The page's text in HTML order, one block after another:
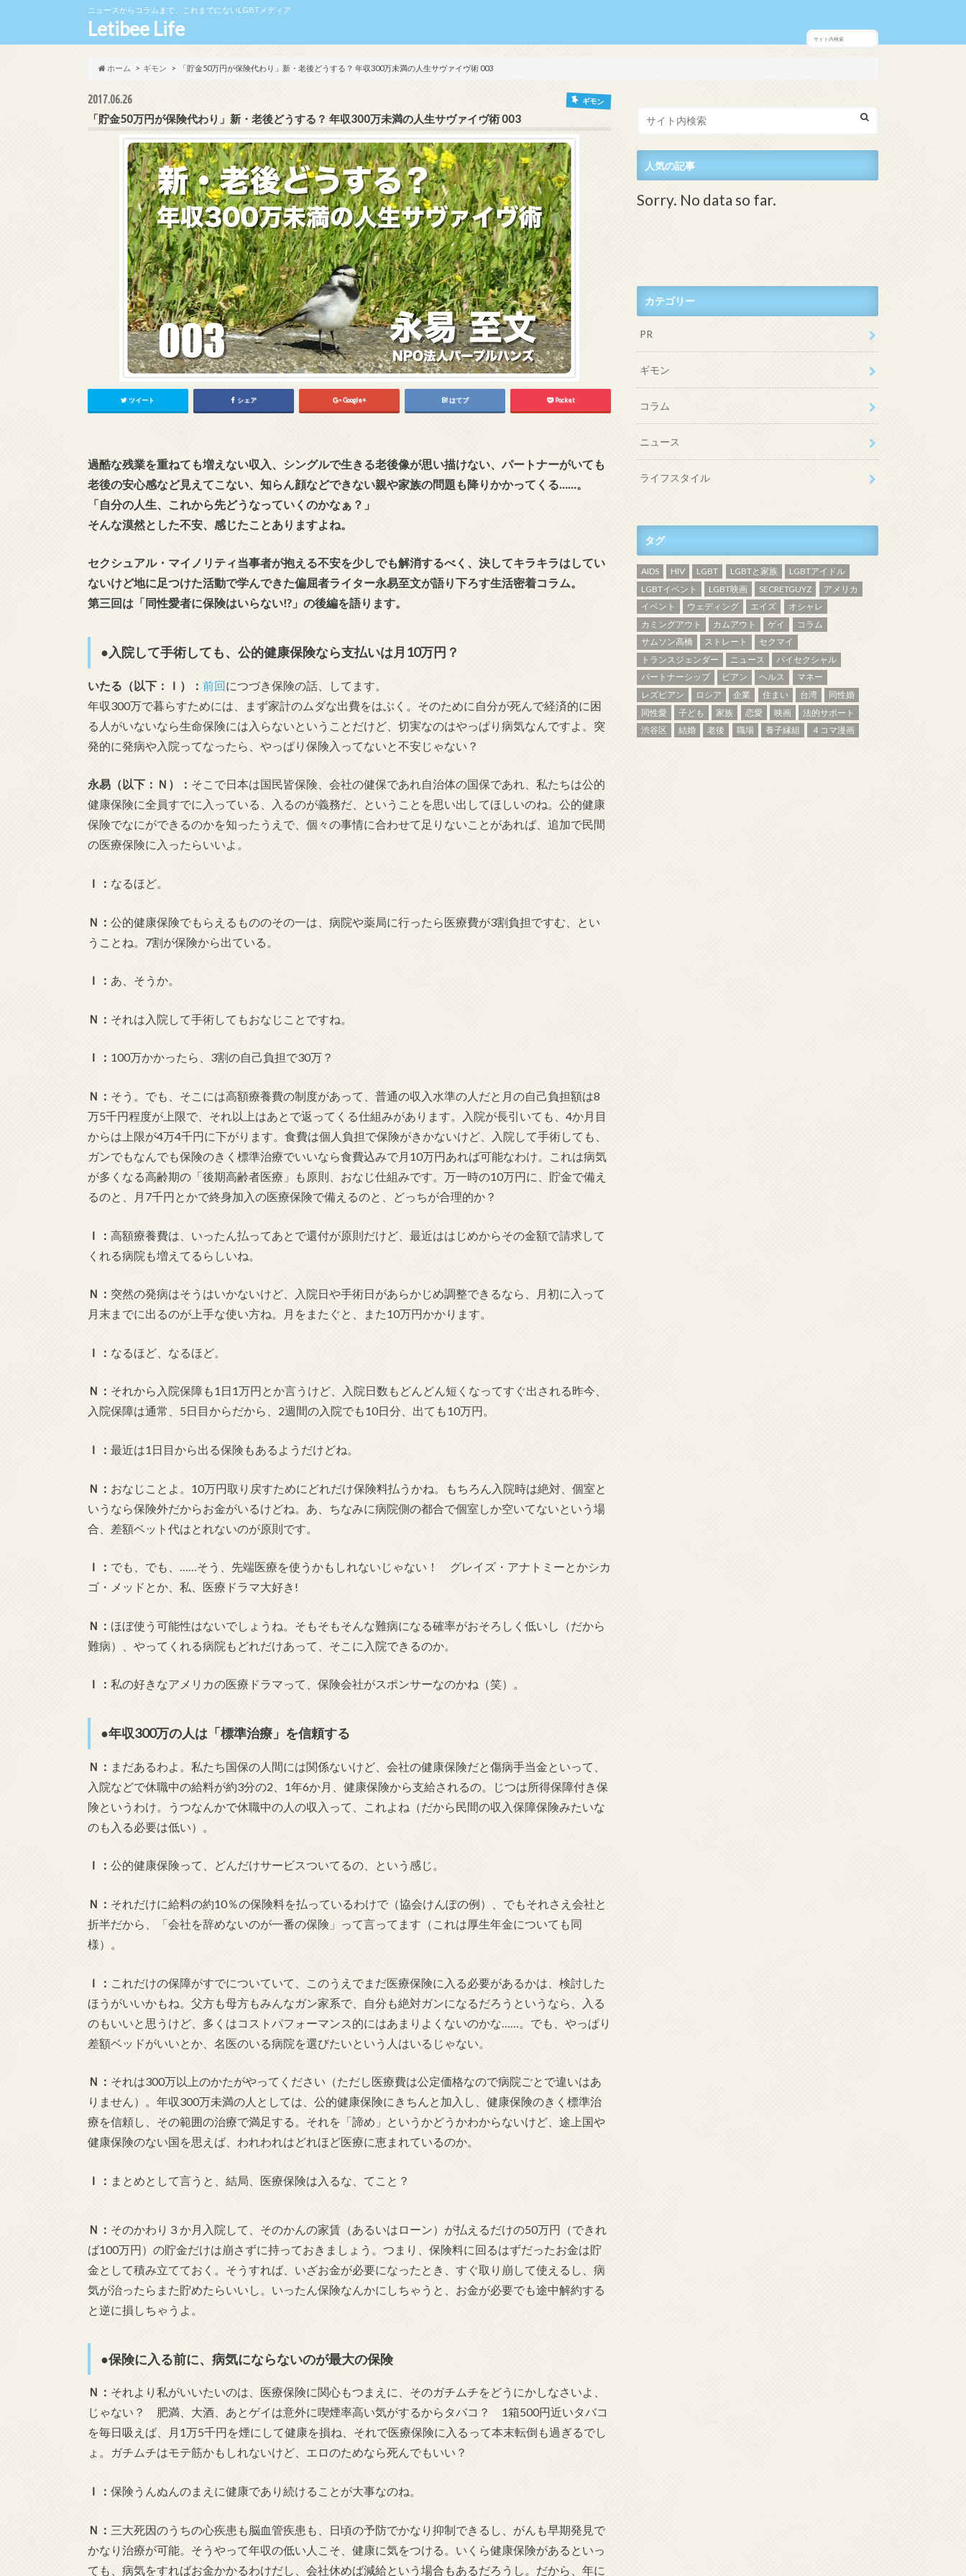
ニュースからコラムまで、これまでにないLGBTメディア
Letibee Life
ホーム ギモン 「貯金50万円が保険代わり」新・老後どうする？ 年収300万未満の人生サヴァイヴ術 003
2017.06.26 ギモン
「貯金50万円が保険代わり」新・老後どうする？ 年収300万未満の人生サヴァイヴ術 003
ツイート シェア Google+ はてブ Pocket
過酷な残業を重ねても増えない収入、シングルで生きる老後像が思い描けない、パートナーがいても
老後の安心感など見えてこない、知らん顔などできない親や家族の問題も降りかかってくる……。
「自分の人生、これから先どうなっていくのかなぁ？」
そんな漠然とした不安、感じたことありますよね。
セクシュアル・マイノリティ当事者が抱える不安を少しでも解消するべく、決してキラキラはしてい
ないけど地に足つけた活動で学んできた偏屈者ライター永易至文が語り下ろす生活密着コラム。
第三回は「同性愛者に保険はいらない!?」の後編を語ります。
●入院して手術しても、公的健康保険なら支払いは月10万円？
いたる（以下：Ｉ）： 前回につづき保険の話、してます。
年収300万で暮らすためには、まず家計のムダな出費をはぶく。そのために自分が死んで経済的に困
る人がいないなら生命保険には入らないということだけど、切実なのはやっぱり病気なんですよ。突
発的に発病や入院ってなったら、やっぱり保険入ってないと不安じゃない？
永易（以下：Ｎ）： そこで日本は国民皆保険、会社の健保であれ自治体の国保であれ、私たちは公的
健康保険に全員すでに入っている、入るのが義務だ、ということを思い出してほしいのね。公的健康
保険でなにができるのかを知ったうえで、個々の事情に合わせて足りないことがあれば、追加で民間
の医療保険に入ったらいいよ。
Ｉ： なるほど。
Ｎ： 公的健康保険でもらえるもののその一は、病院や薬局に行ったら医療費が3割負担ですむ、とい
うことね。7割が保険から出ている。
Ｉ： あ、そうか。
Ｎ： それは入院して手術してもおなじことですね。
Ｉ： 100万かかったら、3割の自己負担で30万？
Ｎ： そう。でも、そこには高額療養費の制度があって、普通の収入水準の人だと月の自己負担額は8
万5千円程度が上限で、それ以上はあとで返ってくる仕組みがあります。入院が長引いても、4か月目
からは上限が4万4千円に下がります。食費は個人負担で保険がきかないけど、入院して手術しても、
ガンでもなんでも保険のきく標準治療でいいなら食費込みで月10万円あれば可能なわけ。これは病気
が多くなる高齢期の「後期高齢者医療」も原則、おなじ仕組みです。万一時の10万円に、貯金で備え
るのと、月7千円とかで終身加入の医療保険で備えるのと、どっちが合理的か？
Ｉ： 高額療養費は、いったん払ってあとで還付が原則だけど、最近ははじめからその金額で請求して
くれる病院も増えてるらしいね。
Ｎ： 突然の発病はそうはいかないけど、入院日や手術日があらかじめ調整できるなら、月初に入って
月末までに出るのが上手な使い方ね。月をまたぐと、また10万円かかります。
Ｉ： なるほど、なるほど。
Ｎ： それから入院保障も1日1万円とか言うけど、入院日数もどんどん短くなってすぐ出される昨今、
入院保障は通常、5日目からだから、2週間の入院でも10日分、出ても10万円。
Ｉ： 最近は1日目から出る保険もあるようだけどね。
Ｎ： おなじことよ。10万円取り戻すためにどれだけ保険料払うかね。もちろん入院時は絶対、個室と
いうなら保険外だからお金がいるけどね。あ、ちなみに病院側の都合で個室しか空いてないという場
合、差額ベット代はとれないのが原則です。
Ｉ： でも、でも、……そう、先端医療を使うかもしれないじゃない！ グレイズ・アナトミーとかシカ
ゴ・メッドとか、私、医療ドラマ大好き!
Ｎ： ほぼ使う可能性はないでしょうね。そもそもそんな難病になる確率がおそろしく低いし（だから
難病）、やってくれる病院もどれだけあって、そこに入院できるのか。
Ｉ： 私の好きなアメリカの医療ドラマって、保険会社がスポンサーなのかね（笑）。
●年収300万の人は「標準治療」を信頼する
Ｎ： まだあるわよ。私たち国保の人間には関係ないけど、会社の健康保険だと傷病手当金といって、
入院などで休職中の給料が約3分の2、1年6か月、健康保険から支給されるの。じつは所得保障付き保
険というわけ。うつなんかで休職中の人の収入って、これよね（だから民間の収入保障保険みたいな
のも入る必要は低い）。
Ｉ： 公的健康保険って、どんだけサービスついてるの、という感じ。
Ｎ： それだけに給料の約10％の保険料を払っているわけで（協会けんぽの例）、でもそれさえ会社と
折半だから、「会社を辞めないのが一番の保険」って言ってます（これは厚生年金についても同
様）。
Ｉ： これだけの保障がすでについていて、このうえでまだ医療保険に入る必要があるかは、検討した
ほうがいいかもね。父方も母方もみんなガン家系で、自分も絶対ガンになるだろうというなら、入る
のもいいと思うけど、多くはコストパフォーマンス的にはあまりよくないのかな……。でも、やっぱり
差額ベッドがいいとか、名医のいる病院を選びたいという人はいるじゃない。
Ｎ： それは300万以上のかたがやってください（ただし医療費は公定価格なので病院ごとで違いはあ
りません）。年収300万未満の人としては、公的健康保険にきちんと加入し、健康保険のきく標準治
療を信頼し、その範囲の治療で満足する。それを「諦め」というかどうかわからないけど、途上国や
健康保険のない国を思えば、われわれはどれほど医療に恵まれているのか。
Ｉ： まとめとして言うと、結局、医療保険は入るな、てこと？
Ｎ： そのかわり３か月入院して、そのかんの家賃（あるいはローン）が払えるだけの50万円（できれ
ば100万円）の貯金だけは崩さずに持っておきましょう。つまり、保険料に回るはずだったお金は貯
金として積み立てておく。そうすれば、いざお金が必要になったとき、すぐ取り崩して使えるし、病
気が治ったらまた貯めたらいいし。いったん保険なんかにしちゃうと、お金が必要でも途中解約する
と逆に損しちゃうよ。
●保険に入る前に、病気にならないのが最大の保険
Ｎ： それより私がいいたいのは、医療保険に関心もつまえに、そのガチムチをどうにかしなさいよ、
じゃない？ 肥満、大酒、あとゲイは意外に喫煙率高い気がするからタバコ？ 1箱500円近いタバコ
を毎日吸えば、月1万5千円を煙にして健康を損ね、それで医療保険に入るって本末転倒も過ぎるでし
ょ。ガチムチはモテ筋かもしれないけど、エロのためなら死んでもいい？
Ｉ： 保険うんぬんのまえに健康であり続けることが大事なのね。
Ｎ： 三大死因のうちの心疾患も脳血管疾患も、日頃の予防でかなり抑制できるし、がんも早期発見で
かなり治療が可能。そうやって年収の低い人こそ、健康に気をつける。いくら健康保険があるといっ
ても、病気をすればお金かかるわけだし、会社休めば減給という場合もあるだろうし。だから、年に
人気の記事
Sorry. No data so far.
カテゴリー
PR
ギモン
コラム
ニュース
ライフスタイル
タグ
AIDS HIV LGBT LGBTと家族
LGBTアイドル
LGBTイベント
LGBT映画 SECRETGUYZ
アメリカ
イベント
ウェディング エイズ
オシャレ
カミングアウト
カムアウト ゲイ
コラム
サムソン高橋
ストレート
セクマイ
トランスジェンダー
ニュース
バイセクシャル
パートナーシップ
ビアン ヘルス
マネー
レズビアン
ロシア 企業 住まい 台湾
同性婚
同性愛
子ども 家族 恋愛 映画
法的サポート
渋谷区
結婚 老後 職場 養子縁組 ４コマ漫画